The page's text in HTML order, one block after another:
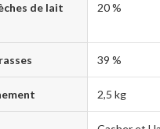
de lait
20 %
39 %
2,5 kg